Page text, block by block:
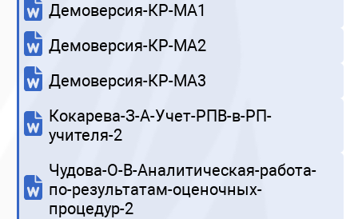
Демоверсия-КР-МА1
Демоверсия-КР-МА2
Демоверсия-КР-МА3
Кокарева-З-А-Учет-РПВ-в-РП-
учителя-2
Чудова-О-В-Аналитическая-работа-
по-результатам-оценочных-
процедур-2